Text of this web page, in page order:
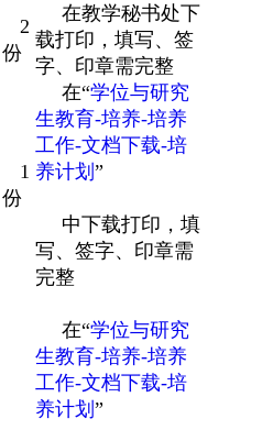
2
份
在教学秘书处下
载打印，填写、签
字、印章需完整
1
份
在“学位与研究
生教育-培养-培养
工作-文档下载-培
养计划 ”
中下载打印，填
写、签字、印章需
完整
在“学位与研究
生教育-培养-培养
工作-文档下载-培
养计划 ”